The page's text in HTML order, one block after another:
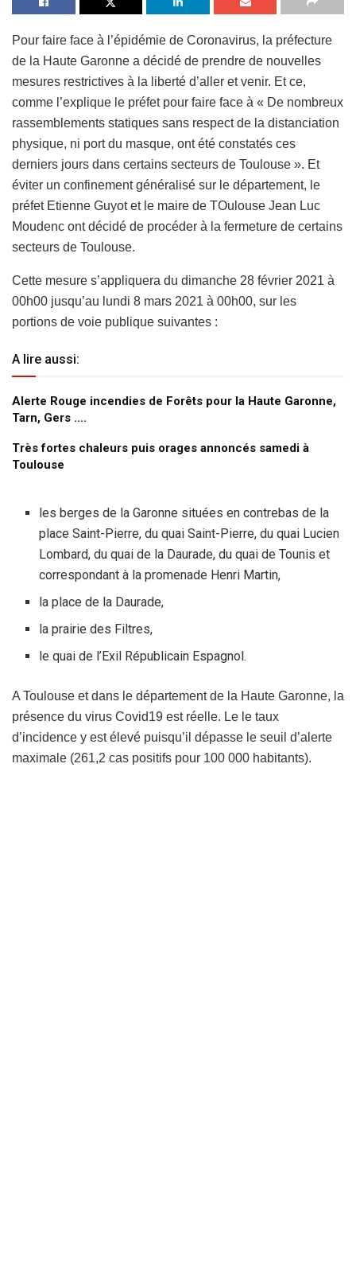
Pour faire face à l’épidémie de Coronavirus, la préfecture
de la Haute Garonne a décidé de prendre de nouvelles
mesures restrictives à la liberté d’aller et venir. Et ce,
comme l’explique le préfet pour faire face à « De nombreux
rassemblements statiques sans respect de la distanciation
physique, ni port du masque, ont été constatés ces
derniers jours dans certains secteurs de Toulouse ». Et
éviter un confinement généralisé sur le département, le
préfet Etienne Guyot et le maire de TOulouse Jean Luc
Moudenc ont décidé de procéder à la fermeture de certains
secteurs de Toulouse.
Cette mesure s’appliquera du dimanche 28 février 2021 à
00h00 jusqu’au lundi 8 mars 2021 à 00h00, sur les
portions de voie publique suivantes :
A lire aussi:
Alerte Rouge incendies de Forêts pour la Haute Garonne,
Tarn, Gers ….
Très fortes chaleurs puis orages annoncés samedi à
Toulouse
les berges de la Garonne situées en contrebas de la
place Saint-Pierre, du quai Saint-Pierre, du quai Lucien
Lombard, du quai de la Daurade, du quai de Tounis et
correspondant à la promenade Henri Martin,
la place de la Daurade,
la prairie des Filtres,
le quai de l’Exil Républicain Espagnol.
A Toulouse et dans le département de la Haute Garonne, la
présence du virus Covid19 est réelle. Le le taux
d’incidence y est élevé puisqu’il dépasse le seuil d’alerte
maximale (261,2 cas positifs pour 100 000 habitants).